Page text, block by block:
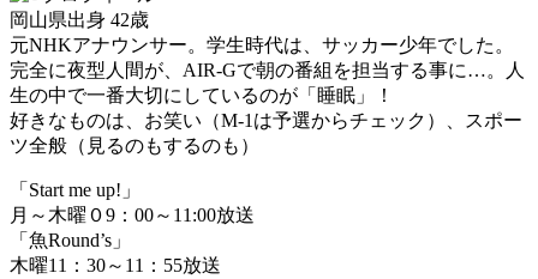
岡山県出身 42歳
元NHKアナウンサー。学生時代は、サッカー少年でした。
完全に夜型人間が、AIR-Gで朝の番組を担当する事に…。人
生の中で一番大切にしているのが「睡眠」！
好きなものは、お笑い（M-1は予選からチェック）、スポー
ツ全般（見るのもするのも）
「Start me up!」
月～木曜０9：00～11:00放送
「魚Round’s」
木曜11：30～11：55放送